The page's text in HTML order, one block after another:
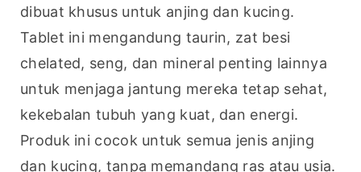
dibuat khusus untuk anjing dan kucing.
Tablet ini mengandung taurin, zat besi
chelated, seng, dan mineral penting lainnya
untuk menjaga jantung mereka tetap sehat,
kekebalan tubuh yang kuat, dan energi.
Produk ini cocok untuk semua jenis anjing
dan kucing, tanpa memandang ras atau usia.